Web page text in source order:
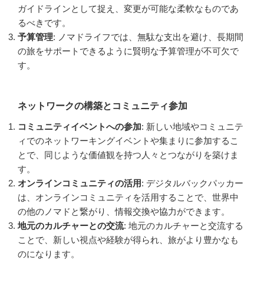
ガイドラインとして捉え、変更が可能な柔軟なものであ
るべきです。
予算管理: ノマドライフでは、無駄な支出を避け、長期間
の旅をサポートできるように賢明な予算管理が不可欠で
す。
ネットワークの構築とコミュニティ参加
コミュニティイベントへの参加: 新しい地域やコミュニテ
ィでのネットワーキングイベントや集まりに参加するこ
とで、同じような価値観を持つ人々とつながりを築けま
す。
オンラインコミュニティの活用: デジタルバックパッカー
は、オンラインコミュニティを活用することで、世界中
の他のノマドと繋がり、情報交換や協力ができます。
地元のカルチャーとの交流: 地元のカルチャーと交流する
ことで、新しい視点や経験が得られ、旅がより豊かなも
のになります。